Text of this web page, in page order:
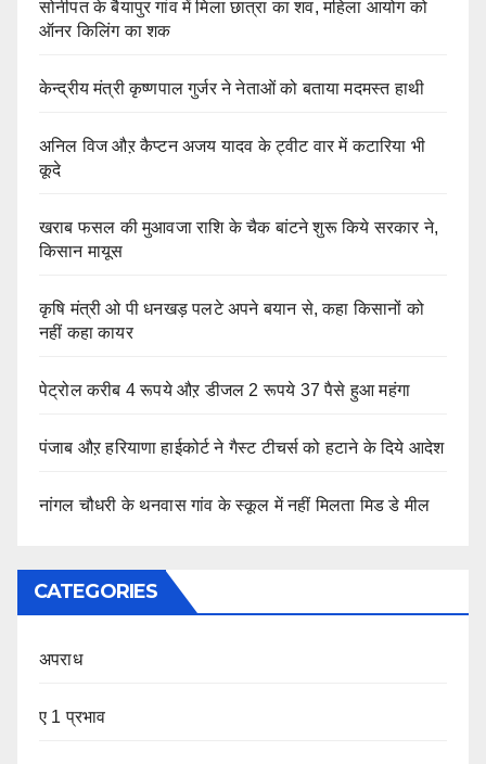
सोनीपत के बैयापुर गांव में मिला छात्रा का शव, महिला आयोग को
ऑनर किलिंग का शक
केन्द्रीय मंत्री कृष्णपाल गुर्जर ने नेताओं को बताया मदमस्त हाथी
अनिल विज औऱ कैप्टन अजय यादव के ट्वीट वार में कटारिया भी
कूदे
खराब फसल की मुआवजा राशि के चैक बांटने शुरू किये सरकार ने,
किसान मायूस
कृषि मंत्री ओ पी धनखड़ पलटे अपने बयान से, कहा किसानों को
नहीं कहा कायर
पेट्रोल करीब 4 रूपये औऱ डीजल 2 रूपये 37 पैसे हुआ महंगा
पंजाब औऱ हरियाणा हाईकोर्ट ने गैस्ट टीचर्स को हटाने के दिये आदेश
नांगल चौधरी के थनवास गांव के स्कूल में नहीं मिलता मिड डे मील
CATEGORIES
अपराध
ए 1 प्रभाव